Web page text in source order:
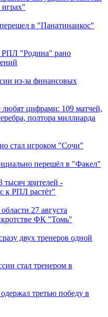
в "Панатинаикос"
РПЛ "Родина" рано
из-за финансовых
цифрами: 109 матчей,
полтора миллиарда
стал игроком "Сочи"
перешёл в "Факел"
зрителей -
к РПЛ растёт"
27 августа
ФК "Томь"
двух тренеров одной
стал тренером в
третью победу в